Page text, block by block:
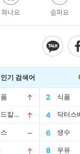
화나요 슬퍼요